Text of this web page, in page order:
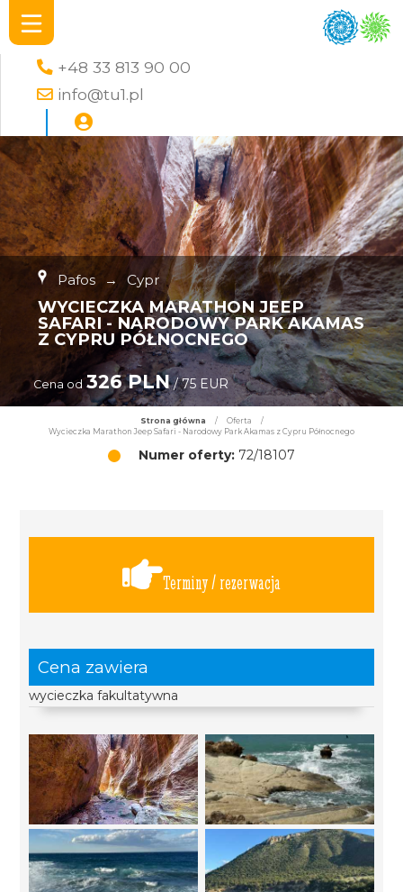
+48 33 813 90 00
info@tu1.pl
Pafos → Cypr
WYCIECZKA MARATHON JEEP
SAFARI - NARODOWY PARK AKAMAS
Z CYPRU PÓŁNOCNEGO
Cena od 326 PLN/ 75 EUR
Strona główna / Oferta
/
Wycieczka Marathon Jeep Safari - Narodowy Park Akamas z Cypru Północnego
Numer oferty: 72/18107
Terminy / rezerwacja
Cena zawiera
wycieczka fakultatywna